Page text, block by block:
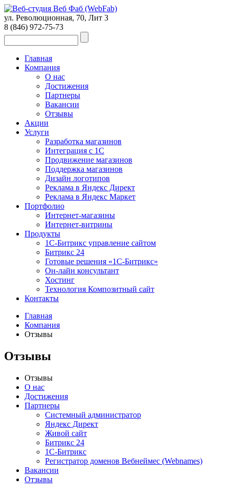
ул. Революционная, 70, Лит 3
8 (846) 972-75-73
Главная
Компания
О нас
Достижения
Партнеры
Вакансии
Отзывы
Акции
Услуги
Разработка магазинов
Интеграция с 1С
Продвижение магазинов
Поддержка магазинов
Дизайн логотипов
Реклама в Яндекс Директ
Реклама в Яндекс Маркет
Портфолио
Интернет-магазины
Интернет-витрины
Продукты
1С-Битрикс управление сайтом
Битрикс 24
Готовые решения «1С-Битрикс»
Он-лайн консультант
Хостинг
Технология Композитный сайт
Контакты
Главная
Компания
Отзывы
Отзывы
Отзывы
О нас
Достижения
Партнеры
Системный администратор
Яндекс Директ
Живой сайт
Битрикс 24
1С-Битрикс
Регистратор доменов Вебнеймес (Webnames)
Вакансии
Отзывы